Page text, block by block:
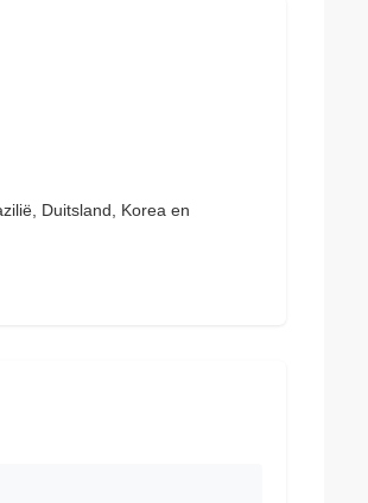
Duitsland, Korea en